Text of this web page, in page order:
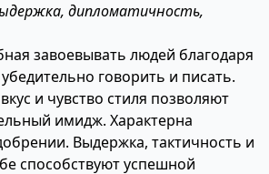
дипломатичность,
завоевывать людей благодаря
говорить и писать.
и чувство стиля позволяют
имидж. Характерна
Выдержка, тактичность и
способствуют успешной